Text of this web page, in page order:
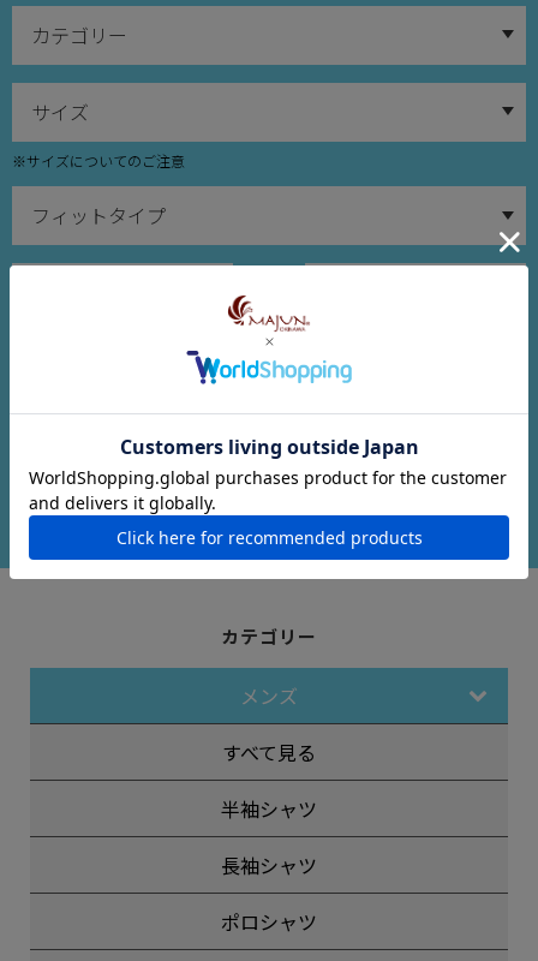
※サイズについてのご注意
在庫ありのみ検索
検索する
カテゴリー
メンズ
すべて見る
半袖シャツ
長袖シャツ
ポロシャツ